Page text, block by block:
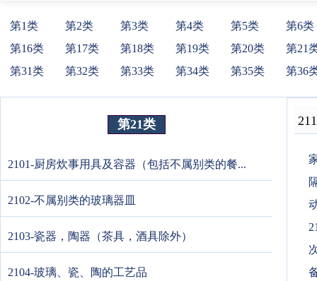
第1类 第2类 第3类 第4类 第5类
第6类
第16类
第17类 第18类 第19类 第20类
第21
第31类
第32类 第33类 第34类 第35类 第36
第21类
2101-厨房炊事用具及容器（包括不属别类的餐...
2102-不属别类的玻璃器皿
2103-瓷器，陶器（茶具，酒具除外）
2104-玻璃、瓷、陶的工艺品